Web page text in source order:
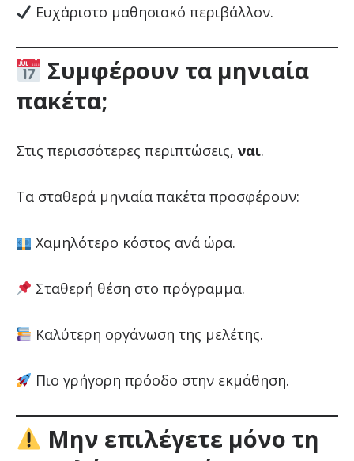
Ευχάριστο μαθησιακό περιβάλλον.
Συμφέρουν τα μηνιαία
πακέτα;
Στις περισσότερες περιπτώσεις, ναι.
Τα σταθερά μηνιαία πακέτα προσφέρουν:
Χαμηλότερο κόστος ανά ώρα.
Σταθερή θέση στο πρόγραμμα.
Καλύτερη οργάνωση της μελέτης.
Πιο γρήγορη πρόοδο στην εκμάθηση.
Μην επιλέγετε μόνο τη